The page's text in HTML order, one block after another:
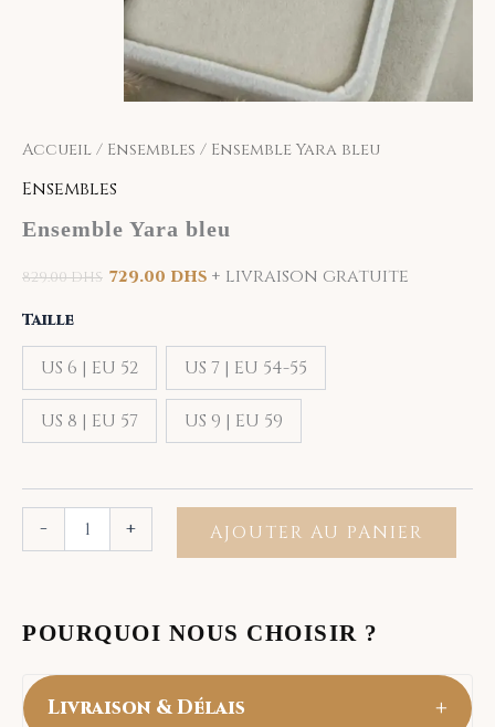
Accueil / Ensembles / Ensemble Yara bleu
Ensembles
Ensemble Yara bleu
829.00DHS 729.00 DHS + livraison gratuite
Taille
US 6 | EU 52 US 7 | EU 54-55
US 8 | EU 57 US 9 | EU 59
- + AJOUTER AU PANIER
POURQUOI NOUS CHOISIR ?
Livraison & Délais +